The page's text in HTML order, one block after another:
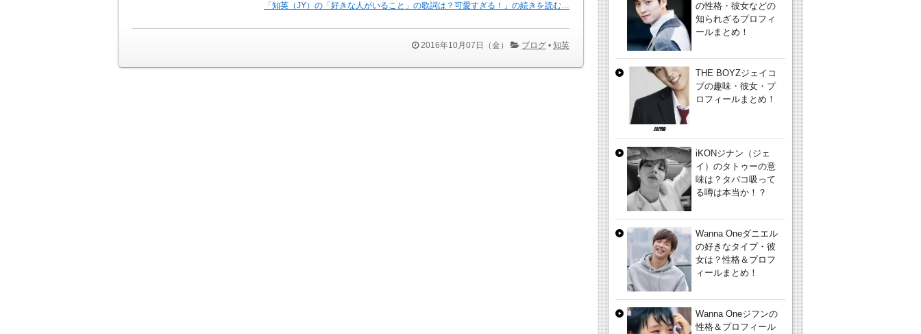
「知英（JY）の「好きな人がいること」の歌詞は？可愛すぎる！」の続きを読む…
2016年10月07日（金） ブログ • 知英
の性格・彼女などの
知られざるプロフィ
ールまとめ！
THE BOYZジェイコ
ブの趣味・彼女・プ
ロフィールまとめ！
iKONジナン（ジェ
イ）のタトゥーの意
味は？タバコ吸って
る噂は本当か！？
Wanna Oneダニエル
の好きなタイプ・彼
女は？性格＆プロフ
ィールまとめ！
Wanna Oneジフンの
性格＆プロフィール